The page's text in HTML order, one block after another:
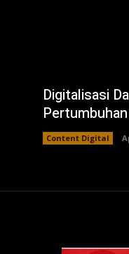
Digitalisasi
Content Digital